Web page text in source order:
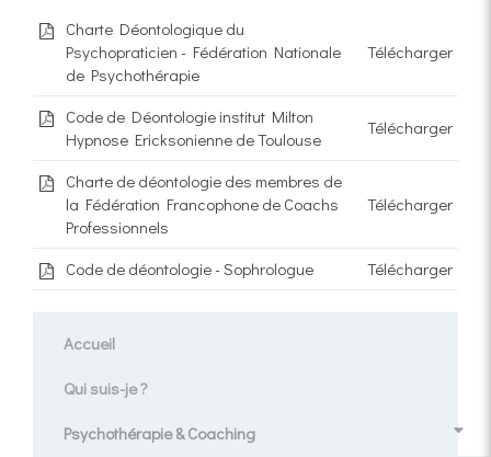
Charte Déontologique du
Psychopraticien - Fédération Nationale
de Psychothérapie
Télécharger
Code de Déontologie institut Milton
Hypnose Ericksonienne de Toulouse
Télécharger
Charte de déontologie des membres de
la Fédération Francophone de Coachs
Professionnels
Télécharger
Code de déontologie - Sophrologue Télécharger
Accueil
Qui suis-je ?
Psychothérapie & Coaching